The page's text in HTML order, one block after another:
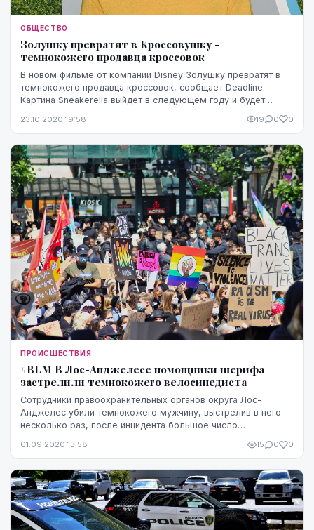
ОБЩЕСТВО
Золушку превратят в Кроссовушку -
темнокожего продавца кроссовок
В новом фильме от компании Disney Золушку превратят в
темнокожего продавца кроссовок, сообщает Deadline.
Картина Sneakerella выйдет в следующем году и будет
23.10.2020 19:58 19 0 0
ПРОИСШЕСТВИЯ
#BLM В Лос-Анджелесе помощники шерифа
застрелили темнокожего велосипедиста
Сотрудники правоохранительных органов округа Лос-
Анджелес убили темнокожего мужчину, выстрелив в него
несколько раз, после инцидента большое число
01.09.2020 13:58 15 0 0